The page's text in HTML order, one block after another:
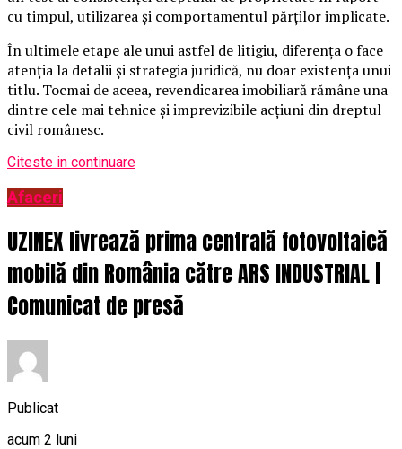
cu timpul, utilizarea și comportamentul părților implicate.
În ultimele etape ale unui astfel de litigiu, diferența o face
atenția la detalii și strategia juridică, nu doar existența unui
titlu. Tocmai de aceea, revendicarea imobiliară rămâne una
dintre cele mai tehnice și imprevizibile acțiuni din dreptul
civil românesc.
Citeste in continuare
Afaceri
UZINEX livrează prima centrală fotovoltaică
mobilă din România către ARS INDUSTRIAL |
Comunicat de presă
Publicat
acum 2 luni